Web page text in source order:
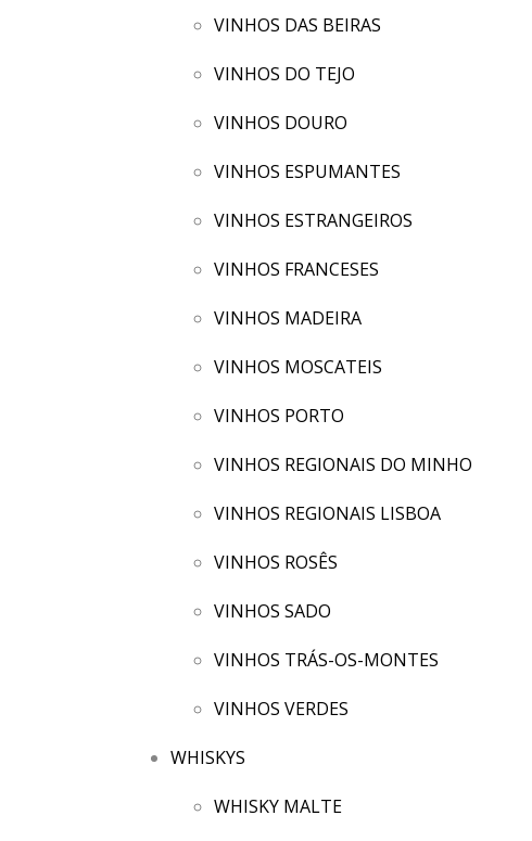
VINHOS DAS BEIRAS
VINHOS DO TEJO
VINHOS DOURO
VINHOS ESPUMANTES
VINHOS ESTRANGEIROS
VINHOS FRANCESES
VINHOS MADEIRA
VINHOS MOSCATEIS
VINHOS PORTO
VINHOS REGIONAIS DO MINHO
VINHOS REGIONAIS LISBOA
VINHOS ROSÊS
VINHOS SADO
VINHOS TRÁS-OS-MONTES
VINHOS VERDES
WHISKYS
WHISKY MALTE